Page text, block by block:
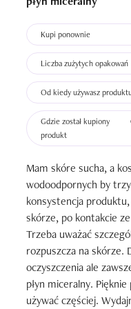
Formuła balsamu jest
z twarzy. Przy
sobie z
kolei przy nałożeniu
Kosmetyk bardzo
przyjemne, jest
tę cenę
Opakowanie to szklany
ślicznego,
Skład ma dobry,
naturalnego),
bez ftalanów i olejów
*olej ze słodkich
zapewnia redukcję
*olejek jojoba –
Kupi ponownie
Liczba zużytych opakowań
Od kiedy używasz
Gdzie został kupiony
produkt
Mam skóre sucha, a
wodoodpornych by
konsystencja
skórze, po kontakcie
Trzeba uważać
rozpuszcza na skórze.
oczyszczenia ale
płyn miceralny.
używać częściej.